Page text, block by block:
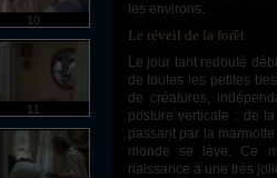
10
11
les environs.
Le réveil de la forêt
Le jour tant redouté débute au son d’un concerto de Mendelssohn, qui accompagne le réveil
de toutes les petites
de créatures,
posture verticale : de
passant par la
monde se lève. Ce
naissance à une très